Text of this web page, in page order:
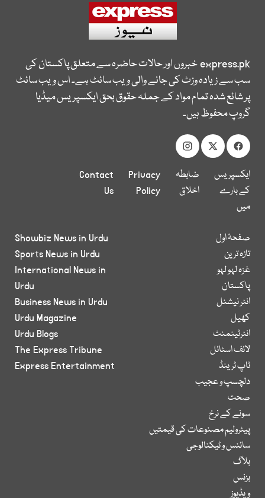
express.pkخبروں اور حالات حاضرہ سے متعلق پاکستان کی
سب سے زیادہ وزٹ کی جانے والی ویب سائٹ ہے۔ اس ویب سائٹ
پر شائع شدہ تمام مواد کے جملہ حقوق بحق ایکسپریس میڈیا
گروپ محفوظ ہیں۔
ایکسپریس
کے بارے
میں
ضابطہ
اخلاق
Privacy
Policy
Contact
Us
صفحۂ اول
تازہ ترین
غزہ لہو لہو
پاکستان
انٹر نیشنل
کھیل
انٹرٹینمنٹ
لائف اسٹائل
ٹاپ ٹرینڈ
دلچسپ و عجیب
صحت
سونے کے نرخ
پیٹرولیم مصنوعات کی قیمتیں
سائنس و ٹیکنالوجی
بلاگ
بزنس
ویڈیوز
Showbiz News in Urdu
Sports News in Urdu
International News in
Urdu
Business News in Urdu
Urdu Magazine
Urdu Blogs
The Express Tribune
Express Entertainment